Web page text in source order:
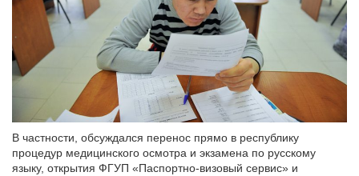
В частности, обсуждался перенос прямо в республику
процедур медицинского осмотра и экзамена по русскому
языку, открытия ФГУП «Паспортно-визовый сервис» и